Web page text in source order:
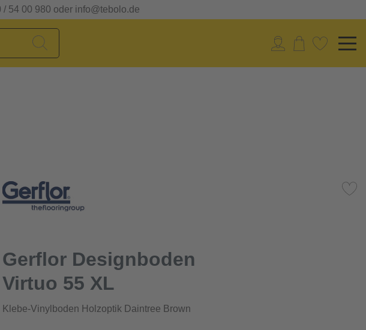
54 00 980 oder info@tebolo.de
Gerflor Designboden
Virtuo 55 XL
Klebe-Vinylboden Holzoptik Daintree Brown